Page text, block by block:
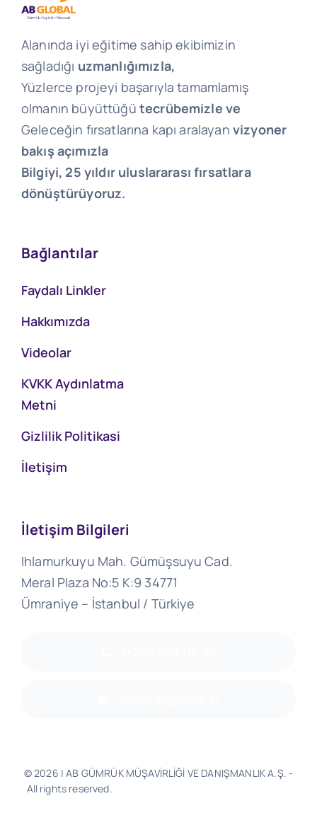
Alanında iyi eğitime sahip ekibimizin
sağladığı uzmanlığımızla,
Yüzlerce projeyi başarıyla tamamlamış
olmanın büyüttüğü tecrübemizle ve
Geleceğin fırsatlarına kapı aralayan vizyoner
bakış açımızla
Bilgiyi, 25 yıldır uluslararası fırsatlara
dönüştürüyoruz.
Bağlantılar
Faydalı Linkler
Hakkımızda
Videolar
KVKK Aydınlatma
Metni
Gizlilik Politikasi
İletişim
İletişim Bilgileri
Ihlamurkuyu Mah. Gümüşsuyu Cad.
Meral Plaza No:5 K:9 34771
Ümraniye – İstanbul / Türkiye
© 2026 | AB GÜMRÜK MÜŞAVİRLİĞİ VE DANIŞMANLIK A.Ş. -
All rights reserved.